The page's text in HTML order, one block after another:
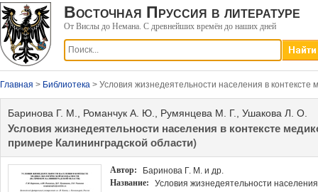
Восточная Пруссия в литературе
От Вислы до Немана. С древнейших времён до наших дней
Главная > Библиотека > Условия жизнедеятельности населения в
Баринова Г. М., Романчук А. Ю., Румянцева М. Г., Ушакова Л. О.
Условия жизнедеятельности населения в контексте
примере Калининградской области)
Автор:
Баринова Г. М. и др.
Название:
Условия жизнедеятельности